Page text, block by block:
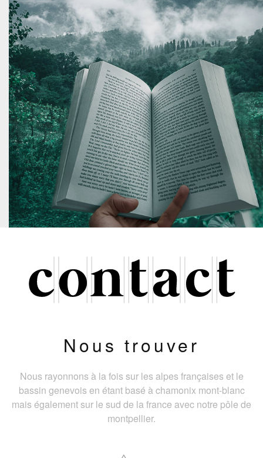
Nous trouver
Nous rayonnons à la fois sur les alpes françaises et le
bassin genevois en étant basé à chamonix mont-blanc
mais également sur le sud de la france avec notre pôle de
montpellier.